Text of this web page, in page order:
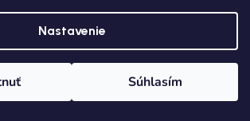
Nastavenie
Súhlasím
Sledovať na Instagrame